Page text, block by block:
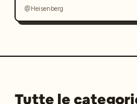
@Heisenberg
Tutte le